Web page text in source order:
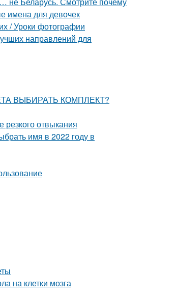
имена для девочек
/ Уроки фотографии
направлений для
ВЫБИРАТЬ КОМПЛЕКТ?
резкого отвыкания
имя в 2022 году в
на клетки мозга